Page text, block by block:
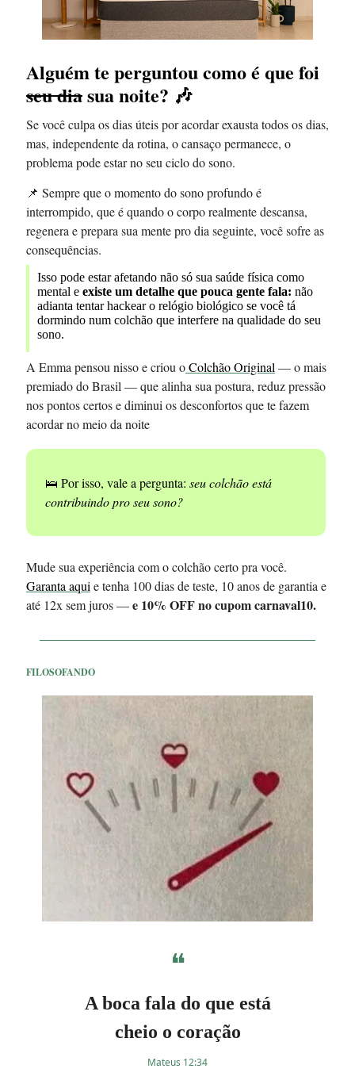
Alguém te perguntou como é que foi
seu diasua noite? 🎶
Se você culpa os dias úteis por acordar exausta todos os dias,
mas, independente da rotina, o cansaço permanece, o
problema pode estar no seu ciclo do sono.
📌 Sempre que o momento do sono profundo é
interrompido, que é quando o corpo realmente descansa,
regenera e prepara sua mente pro dia seguinte, você sofre as
consequências.
Isso pode estar afetando não só sua saúde física como
mental e existe um detalhe que pouca gente fala: não
adianta tentar hackear o relógio biológico se você tá
dormindo num colchão que interfere na qualidade do seu
sono.
A Emma pensou nisso e criou oColchão Original— o mais
premiado do Brasil — que alinha sua postura, reduz pressão
nos pontos certos e diminui os desconfortos que te fazem
acordar no meio da noite
🛌 Por isso, vale a pergunta: seu colchão está
contribuindo pro seu sono?
Mude sua experiência com o colchão certo pra você.
Garanta aquie tenha 100 dias de teste, 10 anos de garantia e
até 12x sem juros —e 10% OFF no cupom carnaval10.
FILOSOFANDO
❝
A boca fala do que está
cheio o coração
Mateus 12:34